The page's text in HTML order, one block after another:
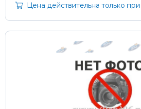
Цена действительна только при